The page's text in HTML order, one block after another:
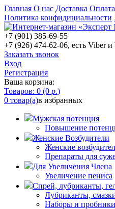
Главная О нас Доставка
Политика конфидициальности
+7 (901) 385-69-55
+7 (926) 474-62-06, есть Viber и
Заказать звонок
Вход
Регистрация
Ваша корзина:
Товаров: 0 (0 р.)
0 товар(а)в избранных
Мужская потенция
Повышение
Женские Возбудители
Женские
Препараты для
Для Увеличения Члена
Увеличение пениса
Спрей, лубриканты,
Лубриканты,
Наборы и